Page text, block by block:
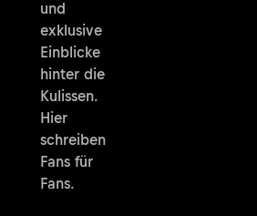
und
exklusive
Einblicke
hinter die
Kulissen.
Hier
schreiben
Fans für
Fans.